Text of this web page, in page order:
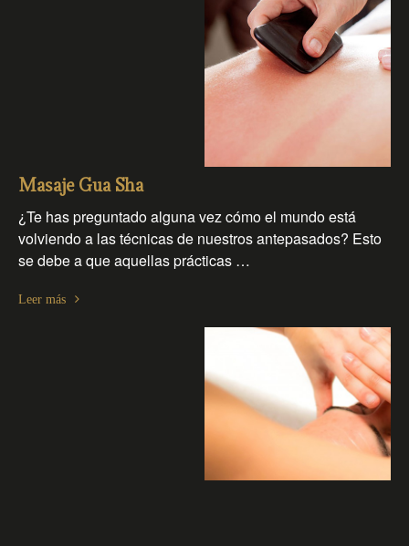
Masaje Gua Sha
¿Te has preguntado alguna vez cómo el mundo está
volviendo a las técnicas de nuestros antepasados? Esto
se debe a que aquellas prácticas …
Leer más